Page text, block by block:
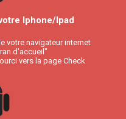
Iphone/Ipad
votre navigateur internet
d'accueil"
vers la page Check